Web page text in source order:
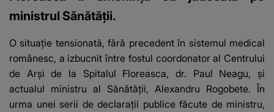
ministrul Sănătății.
O situație tensionată, fără precedent în sistemul medical
românesc, a izbucnit între fostul coordonator al Centrului
de Arși de la Spitalul Floreasca, dr. Paul Neagu, și
actualul ministru al Sănătății, Alexandru Rogobete. În
urma unei serii de declarații publice făcute de ministru,